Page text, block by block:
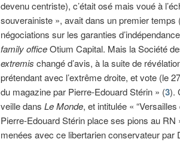
devenu centriste), c’était osé mais voué à
souverainiste », avait dans un premier
négociations sur les garanties
family officeOtium Capital. Mais la Société
extremis changé d’avis, à la suite de
prétendant avec l’extrême droite, et vote (le
du magazine par Pierre-Edouard Stérin » (3).
veille dans Le Monde, et intitulée «
Pierre-Edouard Stérin place ses pions au RN
menées avec ce libertarien conservateur